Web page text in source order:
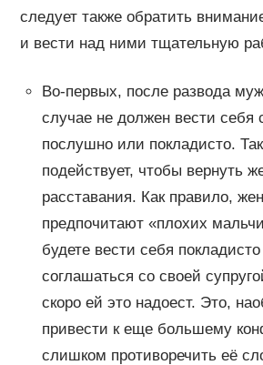
следует также обратить
и вести над ними тщательную
Во-первых, после развода
случае не должен вести себя
послушно или покладисто.
подействует, чтобы вернуть
расставания. Как правило,
предпочитают «плохих
будете вести себя
соглашаться со своей
скоро ей это надоест. Это,
привести к еще большему
слишком противоречить её